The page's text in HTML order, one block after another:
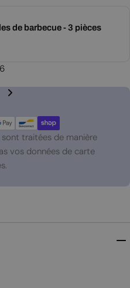
de barbecue - 3 pièces
6
traitées de manière
vos données de carte